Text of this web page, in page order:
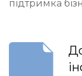
підтримка